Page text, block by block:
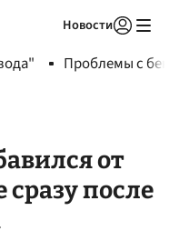
Новости
Проблемы с
от
после